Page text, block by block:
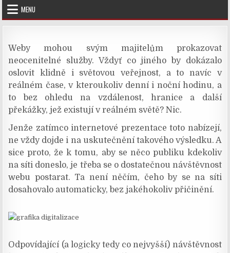
Skip
content
MENU
Weby mohou svým majitelům prokazovat
neocenitelné služby. Vždyť co jiného by dokázalo
oslovit klidně i světovou veřejnost, a to navíc v
reálném čase, v kteroukoliv denní i noční hodinu, a
to bez ohledu na vzdálenost, hranice a další
překážky, jež existují v reálném světě? Nic.
Jenže zatímco internetové prezentace toto nabízejí,
ne vždy dojde i na uskutečnění takového výsledku. A
sice proto, že k tomu, aby se něco publiku kdekoliv
na síti doneslo, je třeba se o dostatečnou návštěvnost
webu postarat. Ta není něčím, čeho by se na síti
dosahovalo automaticky, bez jakéhokoliv přičinění.
Odpovídající (a logicky tedy co nejvyšší) návštěvnost